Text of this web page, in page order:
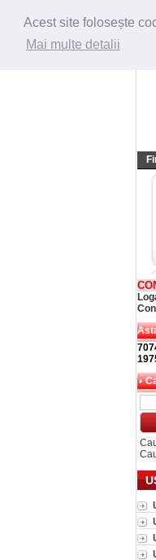
Acest site folosește
Mai multe detalii